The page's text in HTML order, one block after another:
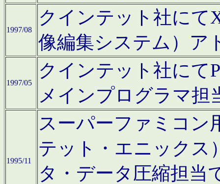
1997/08
クインテット社にて
像編集システム）ア
1997/05
クインテット社にて
メインプログラマ担
1995/11
スーパーファミコン
テット・エニックス
タ・データ圧縮担当